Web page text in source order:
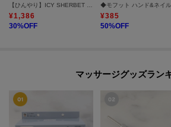
¥1,386
30%OFF
¥385
50%OFF
マッサージグッズラン